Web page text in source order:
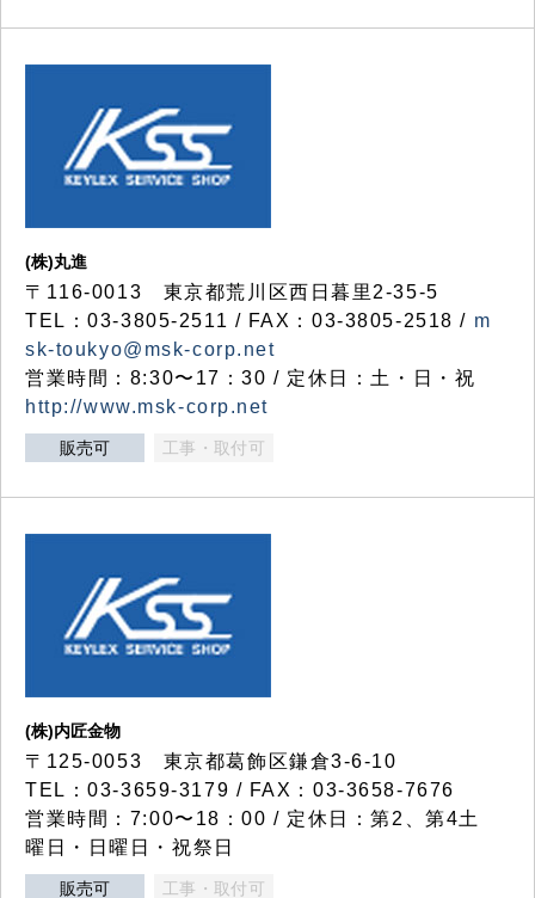
(株)丸進
〒116-0013 東京都荒川区西日暮里2-35-5
TEL：03-3805-2511 / FAX：03-3805-2518 / m
sk-toukyo@msk-corp.net
営業時間：8:30〜17：30 / 定休日：土・日・祝
http://www.msk-corp.net
販売可 工事・取付可
(株)内匠金物
〒125-0053 東京都葛飾区鎌倉3-6-10
TEL：03-3659-3179 / FAX：03-3658-7676
営業時間：7:00〜18：00 / 定休日：第2、第4土
曜日・日曜日・祝祭日
販売可 工事・取付可